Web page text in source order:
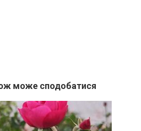
може сподобатися